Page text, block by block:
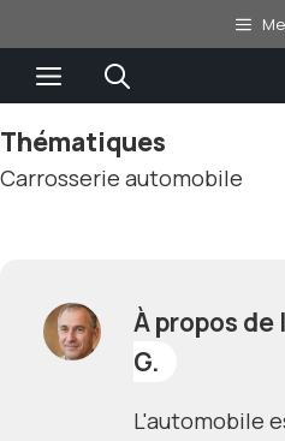
au
contenuMenu
Thématiques
Carrosserie automobile
À propos de
G.
L'automobile